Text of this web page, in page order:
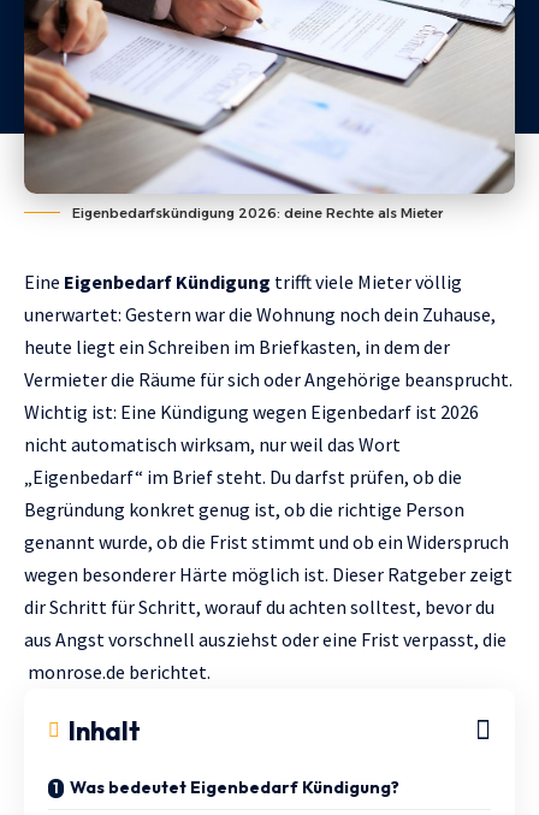
Eigenbedarfskündigung 2026: deine Rechte als Mieter
Eine Eigenbedarf Kündigung trifft viele Mieter völlig
unerwartet: Gestern war die Wohnung noch dein Zuhause,
heute liegt ein Schreiben im Briefkasten, in dem der
Vermieter die Räume für sich oder Angehörige beansprucht.
Wichtig ist: Eine Kündigung wegen Eigenbedarf ist 2026
nicht automatisch wirksam, nur weil das Wort
„Eigenbedarf“ im Brief steht. Du darfst prüfen, ob die
Begründung konkret genug ist, ob die richtige Person
genannt wurde, ob die Frist stimmt und ob ein Widerspruch
wegen besonderer Härte möglich ist. Dieser Ratgeber zeigt
dir Schritt für Schritt, worauf du achten solltest, bevor du
aus Angst vorschnell ausziehst oder eine Frist verpasst, die
monrose.de berichtet.
Inhalt
Was bedeutet Eigenbedarf Kündigung?